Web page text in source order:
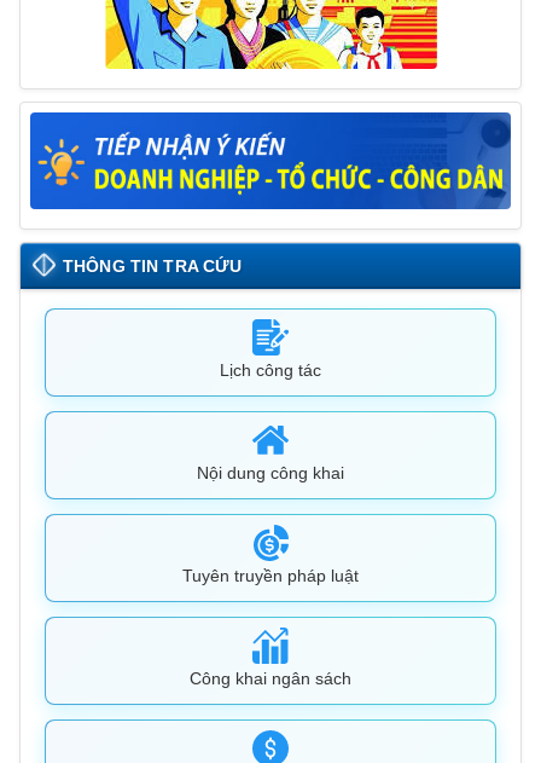
THÔNG TIN TRA CỨU
Lịch công tác
Nội dung công khai
Tuyên truyền pháp luật
Công khai ngân sách